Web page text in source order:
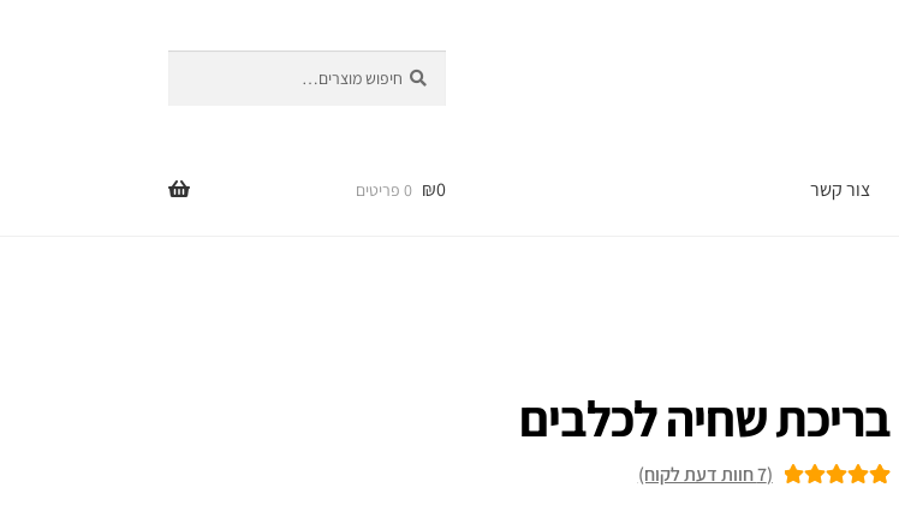
עבור:
צור קשר ₪0 0 פריטים
בריכת שחיה לכלבים
(
7חוות דעת לקוח)